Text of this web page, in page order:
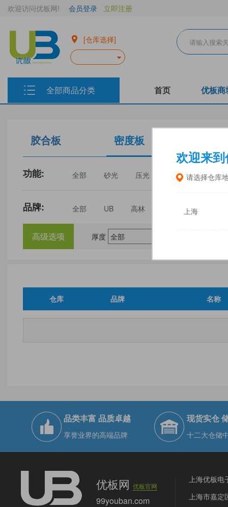
欢迎来到
请选择仓库
上海
欢迎访问优板网! 会员登录 立即注册
[仓库选择]
全部商品分类 首页 优板商
胶合板 密度板
功能: 全部 砂光 压光 家具 门板
品牌: 全部 UB 高林 中福
三威
建瓯福人
高级选项 厚度
仓库 品牌 名称
品类丰富 品质卓越
享誉业界的高端品牌
现货实仓
十二大仓储
优板网优板官网
99youban.com
上海优板电
上海市嘉定